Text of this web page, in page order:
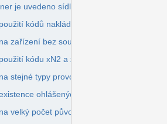
je uvedeno sídlo
kódů nakládání xD1, xD5
zařízení bez souhlasu
kódu xN2 a xR10
stejné typy provozovatele na listu č.3 Kaly
ohlášených zařízení a
velký počet původců zapojených do